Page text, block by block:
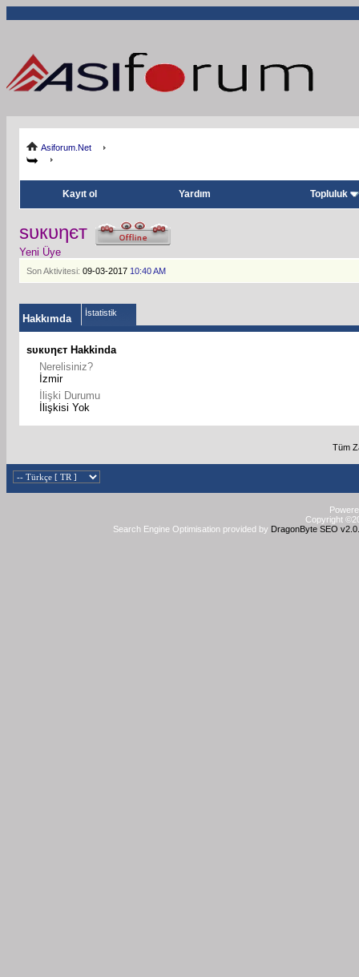
Asiforum.Net
Kayıt ol Yardım Topluluk
ѕυкυηєт
Yeni Üye
Son Aktivitesi: 09-03-2017 10:40 AM
Hakkımda İstatistik
ѕυкυηєт Hakkinda
Nerelisiniz?
İzmir
İlişki Durumu
İlişkisi Yok
Tüm
Copyright
Search Engine Optimisation provided by DragonByte SEO